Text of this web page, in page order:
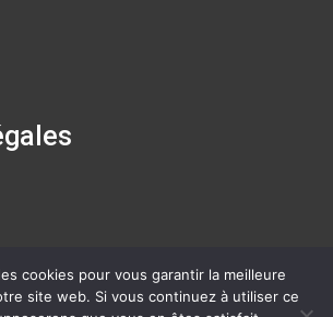
© 2026La P'tite Gazette
cookies pour vous garantir la meilleure
site web. Si vous continuez à utiliser ce